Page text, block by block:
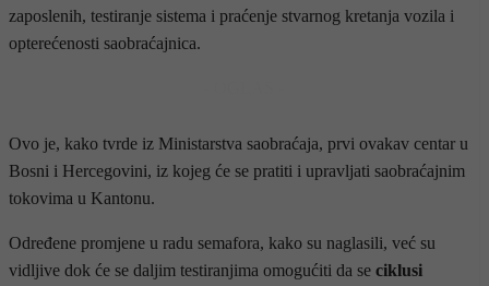
zaposlenih, testiranje sistema i praćenje stvarnog kretanja vozila i
opterećenosti saobraćajnica.
Ovo je, kako tvrde iz Ministarstva saobraćaja, prvi ovakav centar u
Bosni i Hercegovini, iz kojeg će se pratiti i upravljati saobraćajnim
tokovima u Kantonu.
Određene promjene u radu semafora, kako su naglasili, već su
vidljive dok će se daljim testiranjima omogućiti da se ciklusi